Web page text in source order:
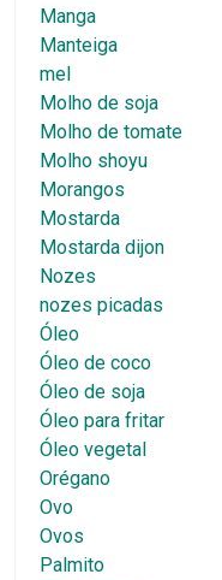
Manga
Manteiga
mel
Molho de soja
Molho de tomate
Molho shoyu
Morangos
Mostarda
Mostarda dijon
Nozes
nozes picadas
Óleo
Óleo de coco
Óleo de soja
Óleo para fritar
Óleo vegetal
Orégano
Ovo
Ovos
Palmito